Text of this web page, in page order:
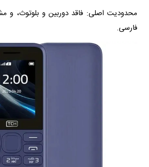
محدودیت اصلی: فاقد دوربین و بلوتوث، و
فارسی.